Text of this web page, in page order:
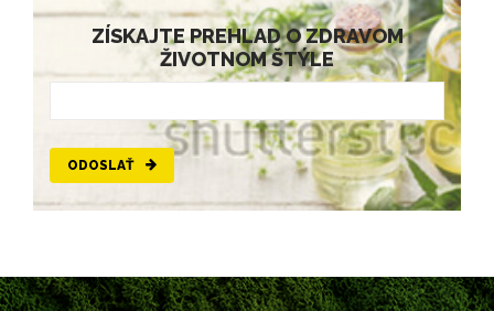
ZÍSKAJTE PREHLAD O ZDRAVOM
ŽIVOTNOM ŠTÝLE
ODOSLAŤ